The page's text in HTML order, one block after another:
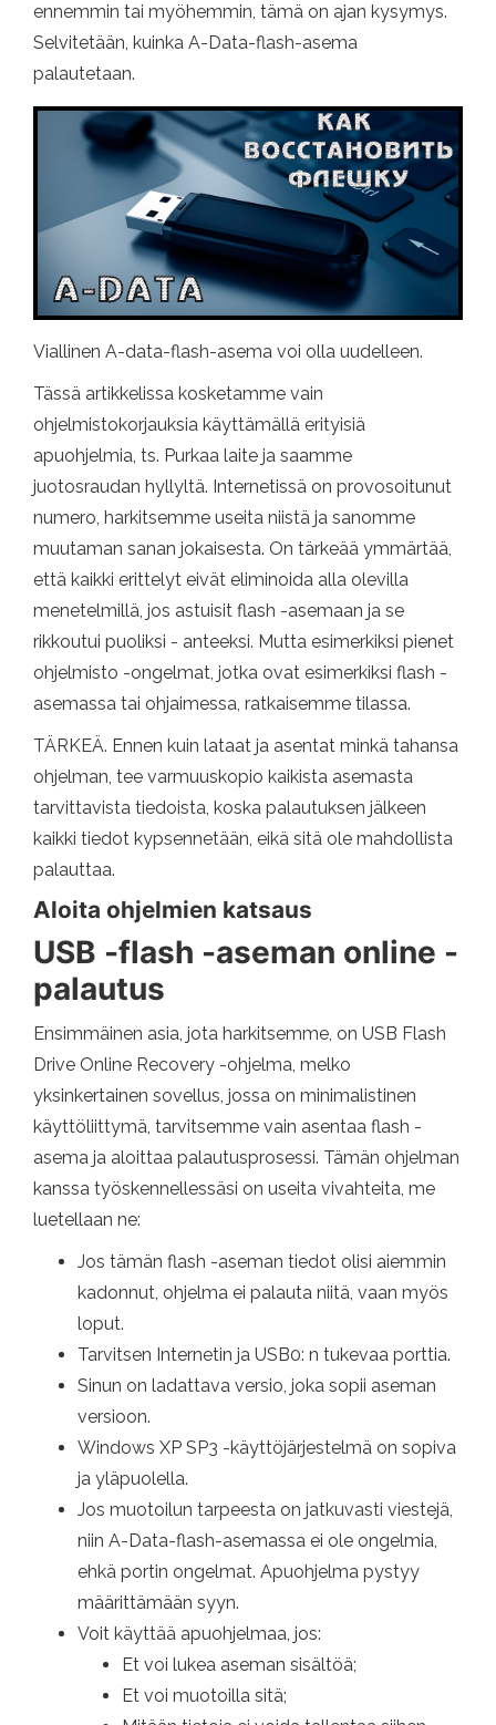
ennemmin tai myöhemmin, tämä on ajan kysymys.
Selvitetään, kuinka A-Data-flash-asema
palautetaan.
Viallinen A-data-flash-asema voi olla uudelleen.
Tässä artikkelissa kosketamme vain
ohjelmistokorjauksia käyttämällä erityisiä
apuohjelmia, ts. Purkaa laite ja saamme
juotosraudan hyllyltä. Internetissä on provosoitunut
numero, harkitsemme useita niistä ja sanomme
muutaman sanan jokaisesta. On tärkeää ymmärtää,
että kaikki erittelyt eivät eliminoida alla olevilla
menetelmillä, jos astuisit flash -asemaan ja se
rikkoutui puoliksi - anteeksi. Mutta esimerkiksi pienet
ohjelmisto -ongelmat, jotka ovat esimerkiksi flash -
asemassa tai ohjaimessa, ratkaisemme tilassa.
TÄRKEÄ. Ennen kuin lataat ja asentat minkä tahansa
ohjelman, tee varmuuskopio kaikista asemasta
tarvittavista tiedoista, koska palautuksen jälkeen
kaikki tiedot kypsennetään, eikä sitä ole mahdollista
palauttaa.
Aloita ohjelmien katsaus
USB -flash -aseman online -
palautus
Ensimmäinen asia, jota harkitsemme, on USB Flash
Drive Online Recovery -ohjelma, melko
yksinkertainen sovellus, jossa on minimalistinen
käyttöliittymä, tarvitsemme vain asentaa flash -
asema ja aloittaa palautusprosessi. Tämän ohjelman
kanssa työskennellessäsi on useita vivahteita, me
luetellaan ne:
Jos tämän flash -aseman tiedot olisi aiemmin
kadonnut, ohjelma ei palauta niitä, vaan myös
loput.
Tarvitsen Internetin ja USB0: n tukevaa porttia.
Sinun on ladattava versio, joka sopii aseman
versioon.
Windows XP SP3 -käyttöjärjestelmä on sopiva
ja yläpuolella.
Jos muotoilun tarpeesta on jatkuvasti viestejä,
niin A-Data-flash-asemassa ei ole ongelmia,
ehkä portin ongelmat. Apuohjelma pystyy
määrittämään syyn.
Voit käyttää apuohjelmaa, jos:
Et voi lukea aseman sisältöä;
Et voi muotoilla sitä;